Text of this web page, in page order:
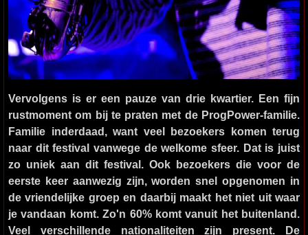
Vervolgens is er een pauze van drie kwartier. Een fijn
rustmoment om bij te praten met de ProgPower-familie.
Familie inderdaad, want veel bezoekers komen terug
naar dit festival vanwege de welkome sfeer. Dat is juist
zo uniek aan dit festival. Ook bezoekers die voor de
eerste keer aanwezig zijn, worden snel opgenomen in
de vriendelijke groep en daarbij maakt het niet uit waar
je vandaan komt. Zo'n 60% komt vanuit het buitenland.
Veel verschillende nationaliteiten zijn present. De